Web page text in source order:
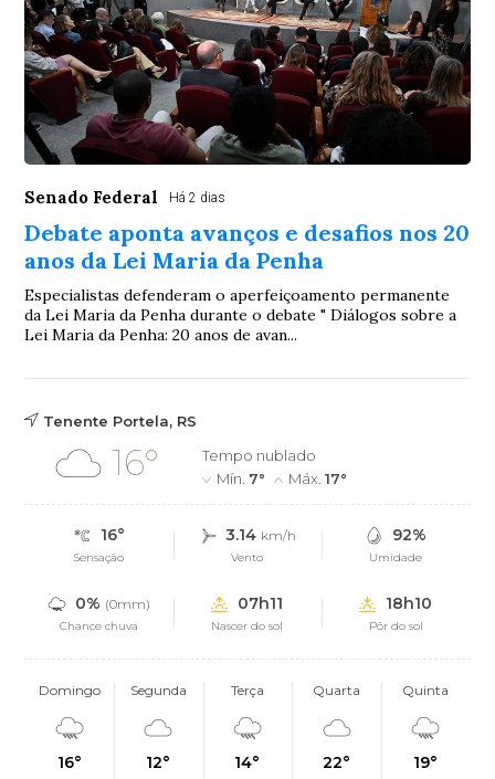
Senado Federal Há 2 dias
Debate aponta avanços e desafios nos 20
anos da Lei Maria da Penha
Especialistas defenderam o aperfeiçoamento permanente
da Lei Maria da Penha durante o debate " Diálogos sobre a
Lei Maria da Penha: 20 anos de avan...
Tenente Portela, RS
16°
Tempo nublado
Mín. 7° Máx.17°
16°
Sensação
3.14 km/h
Vento
92%
Umidade
0% (0mm)
Chance chuva
07h11
Nascer do sol
18h10
Pôr do sol
Domingo
16°
Segunda
12°
Terça
14°
Quarta
22°
Quinta
19°